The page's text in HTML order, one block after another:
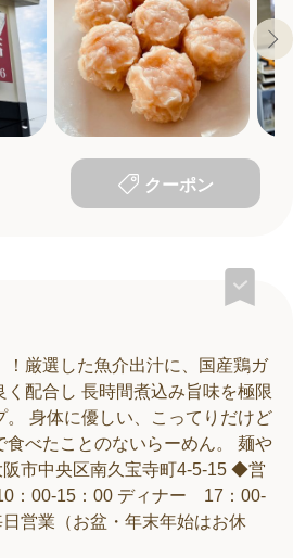
クーポン
！厳選した魚介出汁に、国産鶏ガ
く配合し 長時間煮込み旨味を極限
。 身体に優しい、こってりだけど
食べたことのないらーめん。 麺や
市中央区南久宝寺町4-5-15 ◆営
00-15：00 ディナー 17：00-
営業（お盆・年末年始はお休